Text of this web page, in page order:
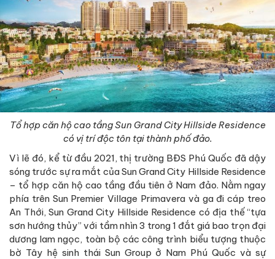
Tổ hợp căn hộ cao tầng Sun Grand City Hillside Residence
có vị trí độc tôn tại thành phố đảo.
Vì lẽ đó, kể từ đầu 2021, thị trường BĐS Phú Quốc đã dậy
sóng trước sự ra mắt của Sun Grand City Hillside Residence
– tổ hợp căn hộ cao tầng đầu tiên ở Nam đảo. Nằm ngay
phía trên Sun Premier Village Primavera và ga đi cáp treo
An Thới, Sun Grand City Hillside Residence có địa thế “tựa
sơn hướng thủy” với tầm nhìn 3 trong 1 đắt giá bao trọn đại
dương lam ngọc, toàn bộ các công trình biểu tượng thuộc
bờ Tây hệ sinh thái Sun Group ở Nam Phú Quốc và sự